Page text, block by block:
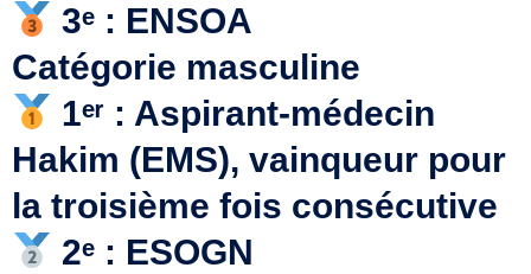
3ᵉ : ENSOA
Catégorie masculine
1ᵉʳ : Aspirant-médecin
Hakim (EMS), vainqueur pour
la troisième fois consécutive
2ᵉ : ESOGN